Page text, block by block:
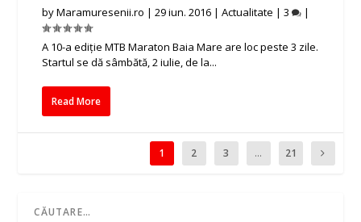
byMaramuresenii.ro |29 iun. 2016 |Actualitate |3 |
A 10-a ediție MTB Maraton Baia Mare are loc peste 3 zile.
Startul se dă sâmbătă, 2 iulie, de la...
Read More
1 2 3 ... 21